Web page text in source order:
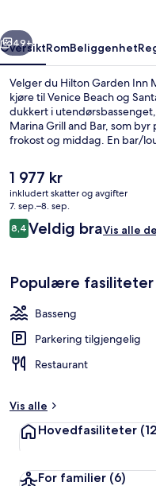
Neste
49+
OversiktRomBeliggenhet
Velger du Hilton Garden Inn
kjøre til Venice Beach og
dukkert i
Marina Grill and Bar, som
frokost og middag. En bar/
mikrobølgeovn. Mange
beliggenheten.
Den
nåværende
prisen
er
1 977 kr
1 977 kr
inkludert skatter og avgifter
7. sep.–8. sep.
Anmeldelser
8,48,4 av 10 –
Veldig braVis alle
Populære fasiliteter
Basseng
Parkering tilgjengelig
Restaurant
Vis alle
Hovedfasiliteter
For familier (6)